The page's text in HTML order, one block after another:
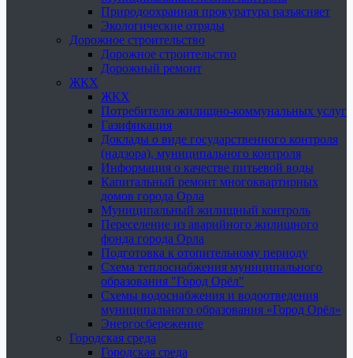
Природоохранная прокуратура разъясняет
Экологические отряды
Дорожное строительство
Дорожное строительство
Дорожный ремонт
ЖКХ
ЖКХ
Потребителю жилищно-коммунальных услуг
Газификация
Доклады о виде государственного контроля
(надзора), муниципального контроля
Информация о качестве питьевой воды
Капитальный ремонт многоквартирных
домов города Орла
Муниципальный жилищный контроль
Переселение из аварийного жилищного
фонда города Орла
Подготовка к отопительному периоду
Схема теплоснабжения муниципального
образования "Город Орёл"
Схемы водоснабжения и водоотведения
муниципального образования «Город Орёл»
Энергосбережение
Городская среда
Городская среда